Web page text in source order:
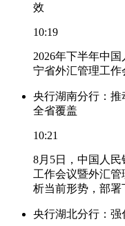
效
10:19
2026年下半年中
宁省外汇管理工作
央行湖南分行：推
全省覆盖
10:21
8月5日，中国人
工作会议暨外汇
析当前形势，部署
央行湖北分行：